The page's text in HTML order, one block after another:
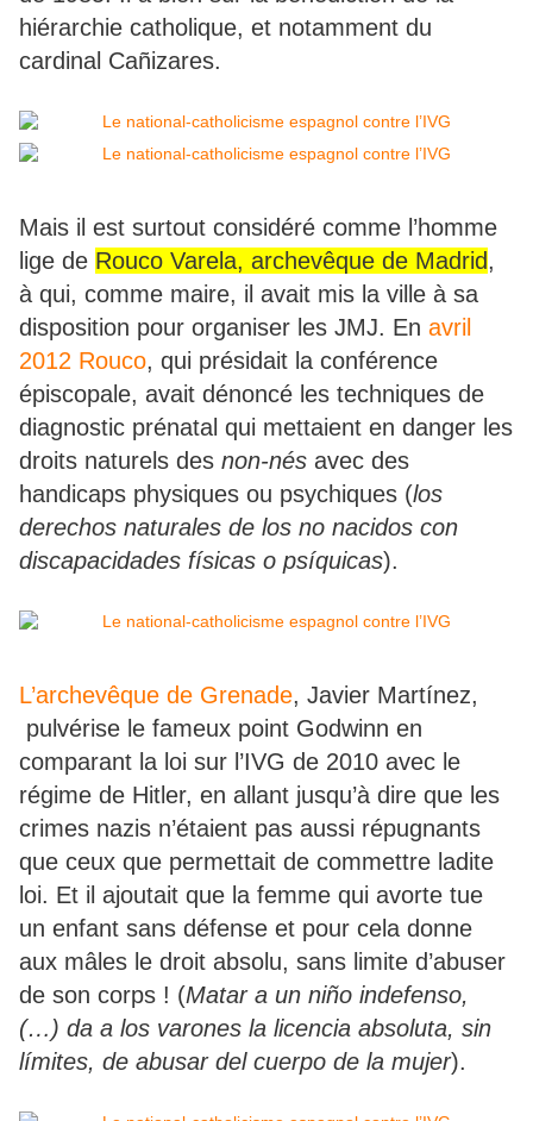
hiérarchie catholique, et notamment du
cardinal Cañizares.
Mais il est surtout considéré comme l’homme
lige de Rouco Varela, archevêque de Madrid,
à qui, comme maire, il avait mis la ville à sa
disposition pour organiser les JMJ. En avril
2012 Rouco, qui présidait la conférence
épiscopale, avait dénoncé les techniques de
diagnostic prénatal qui mettaient en danger les
droits naturels des non-nés avec des
handicaps physiques ou psychiques (los
derechos naturales de los no nacidos con
discapacidades físicas o psíquicas).
L’archevêque de Grenade, Javier Martínez,
pulvérise le fameux point Godwinn en
comparant la loi sur l’IVG de 2010 avec le
régime de Hitler, en allant jusqu’à dire que les
crimes nazis n’étaient pas aussi répugnants
que ceux que permettait de commettre ladite
loi. Et il ajoutait que la femme qui avorte tue
un enfant sans défense et pour cela donne
aux mâles le droit absolu, sans limite d’abuser
de son corps ! (Matar a un niño indefenso,
(…) da a los varones la licencia absoluta, sin
límites, de abusar del cuerpo de la mujer).